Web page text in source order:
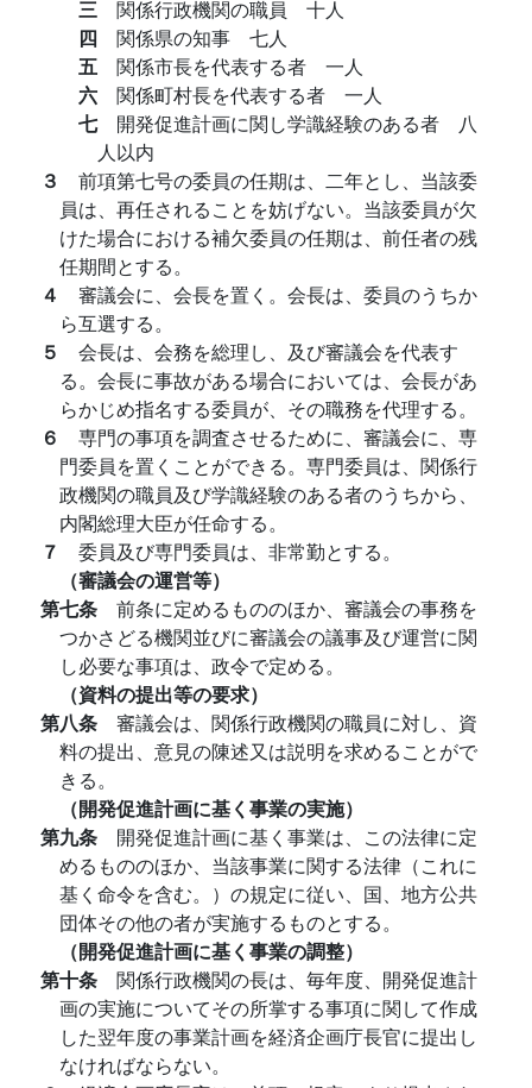
三 関係行政機関の職員 十人
四 関係県の知事 七人
五 関係市長を代表する者 一人
六 関係町村長を代表する者 一人
七 開発促進計画に関し学識経験のある者 八
人以内
３ 前項第七号の委員の任期は、二年とし、当該委
員は、再任されることを妨げない。当該委員が欠
けた場合における補欠委員の任期は、前任者の残
任期間とする。
４ 審議会に、会長を置く。会長は、委員のうちか
ら互選する。
５ 会長は、会務を総理し、及び審議会を代表す
る。会長に事故がある場合においては、会長があ
らかじめ指名する委員が、その職務を代理する。
６ 専門の事項を調査させるために、審議会に、専
門委員を置くことができる。専門委員は、関係行
政機関の職員及び学識経験のある者のうちから、
内閣総理大臣が任命する。
７ 委員及び専門委員は、非常勤とする。
（審議会の運営等）
第七条 前条に定めるもののほか、審議会の事務を
つかさどる機関並びに審議会の議事及び運営に関
し必要な事項は、政令で定める。
（資料の提出等の要求）
第八条 審議会は、関係行政機関の職員に対し、資
料の提出、意見の陳述又は説明を求めることがで
きる。
（開発促進計画に基く事業の実施）
第九条 開発促進計画に基く事業は、この法律に定
めるもののほか、当該事業に関する法律（これに
基く命令を含む。）の規定に従い、国、地方公共
団体その他の者が実施するものとする。
（開発促進計画に基く事業の調整）
第十条 関係行政機関の長は、毎年度、開発促進計
画の実施についてその所掌する事項に関して作成
した翌年度の事業計画を経済企画庁長官に提出し
なければならない。